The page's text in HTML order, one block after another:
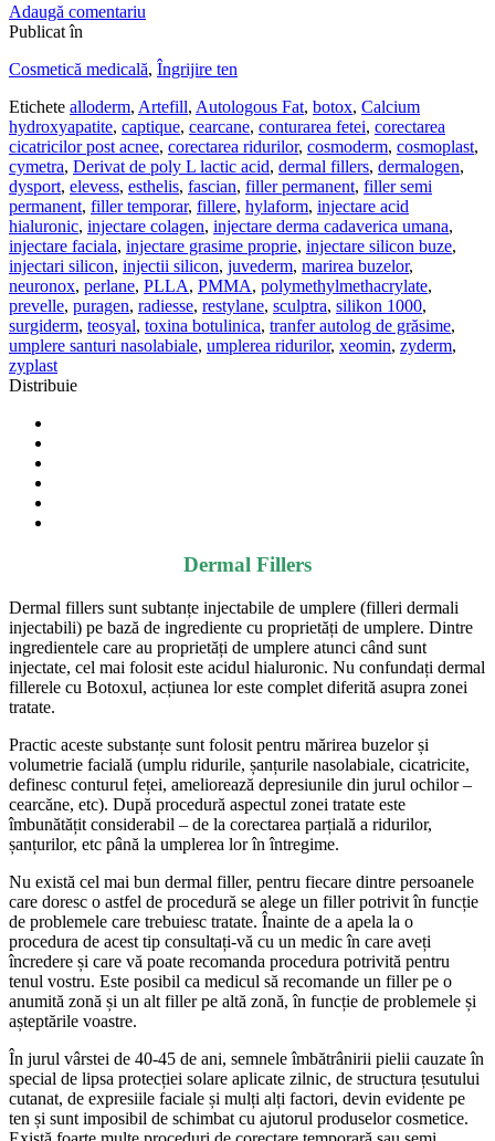
Adaugă comentariu
Publicat în
Cosmetică medicală, Îngrijire ten
Etichete alloderm, Artefill, Autologous Fat, botox, Calcium
hydroxyapatite, captique, cearcane, conturarea fetei, corectarea
cicatricilor post acnee, corectarea ridurilor, cosmoderm, cosmoplast,
cymetra, Derivat de poly L lactic acid, dermal fillers, dermalogen,
dysport, elevess, esthelis, fascian, filler permanent, filler semi
permanent, filler temporar, fillere, hylaform, injectare acid
hialuronic, injectare colagen, injectare derma cadaverica umana,
injectare faciala, injectare grasime proprie, injectare silicon buze,
injectari silicon, injectii silicon, juvederm, marirea buzelor,
neuronox, perlane, PLLA, PMMA, polymethylmethacrylate,
prevelle, puragen, radiesse, restylane, sculptra, silikon 1000,
surgiderm, teosyal, toxina botulinica, tranfer autolog de grăsime,
umplere santuri nasolabiale, umplerea ridurilor, xeomin, zyderm,
zyplast
Distribuie
Dermal Fillers
Dermal fillers sunt subtanțe injectabile de umplere (filleri dermali
injectabili) pe bază de ingrediente cu proprietăți de umplere. Dintre
ingredientele care au proprietăți de umplere atunci când sunt
injectate, cel mai folosit este acidul hialuronic. Nu confundați dermal
fillerele cu Botoxul, acțiunea lor este complet diferită asupra zonei
tratate.
Practic aceste substanțe sunt folosit pentru mărirea buzelor și
volumetrie facială (umplu ridurile, șanțurile nasolabiale, cicatricite,
definesc conturul feței, ameliorează depresiunile din jurul ochilor –
cearcăne, etc). După procedură aspectul zonei tratate este
îmbunătățit considerabil – de la corectarea parțială a ridurilor,
șanțurilor, etc până la umplerea lor în întregime.
Nu există cel mai bun dermal filler, pentru fiecare dintre persoanele
care doresc o astfel de procedură se alege un filler potrivit în funcție
de problemele care trebuiesc tratate. Înainte de a apela la o
procedura de acest tip consultați-vă cu un medic în care aveți
încredere și care vă poate recomanda procedura potrivită pentru
tenul vostru. Este posibil ca medicul să recomande un filler pe o
anumită zonă și un alt filler pe altă zonă, în funcție de problemele și
așteptările voastre.
În jurul vârstei de 40-45 de ani, semnele îmbătrânirii pielii cauzate în
special de lipsa protecției solare aplicate zilnic, de structura țesutului
cutanat, de expresiile faciale și mulți alți factori, devin evidente pe
ten și sunt imposibil de schimbat cu ajutorul produselor cosmetice.